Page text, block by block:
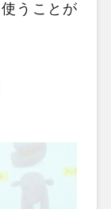
うことが